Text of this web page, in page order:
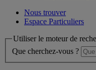
Nous trouver
Espace Particuliers
Utiliser le moteur de
Que cherchez-vous ?